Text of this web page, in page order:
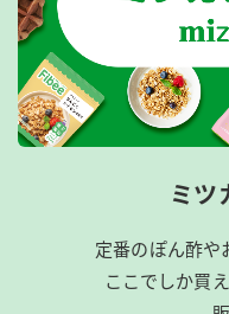
ミツ
定番のぽん酢や
ここでしか買